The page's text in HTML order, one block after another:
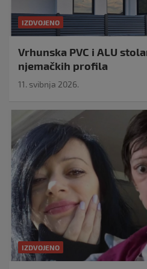
IZDVOJENO
Vrhunska PVC i ALU
njemačkih profila
11. svibnja 2026.
IZDVOJENO